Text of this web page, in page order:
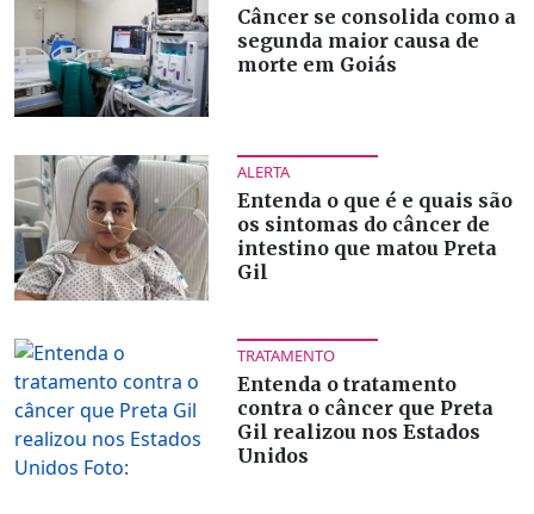
Câncer se consolida como a
segunda maior causa de
morte em Goiás
ALERTA
Entenda o que é e quais são
os sintomas do câncer de
intestino que matou Preta
Gil
TRATAMENTO
Entenda o tratamento
contra o câncer que Preta
Gil realizou nos Estados
Unidos